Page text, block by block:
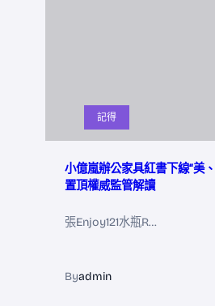
記得
小億嵐辦公家具紅書下線“美
置頂權威監管解讀
張Enjoy121水瓶R…
Byadmin